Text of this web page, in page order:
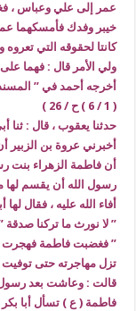
عمر إلى علي وعباس ،
خيبر وفدك فأمسكهما
كانتا لحقوقه التي
ولي الأمر قال : فهما
أخرجه أحمد في ”
( 1 / 6 ) ح / 26 )
حدثنا يعقوب ، قال :
أخبرني عروة بن الزبير
أن فاطمة الزهراء بنت
رسول الله أن يقسم لها
أفاء الله عليه ، فقال
” لا نورث ما تركنا صدقة
” فغضبت فاطمة فهجرت
تزل مهاجرته حتى توفيت
قالت : وعاشت بعد
فاطمة ( ع ) تسأل أبا